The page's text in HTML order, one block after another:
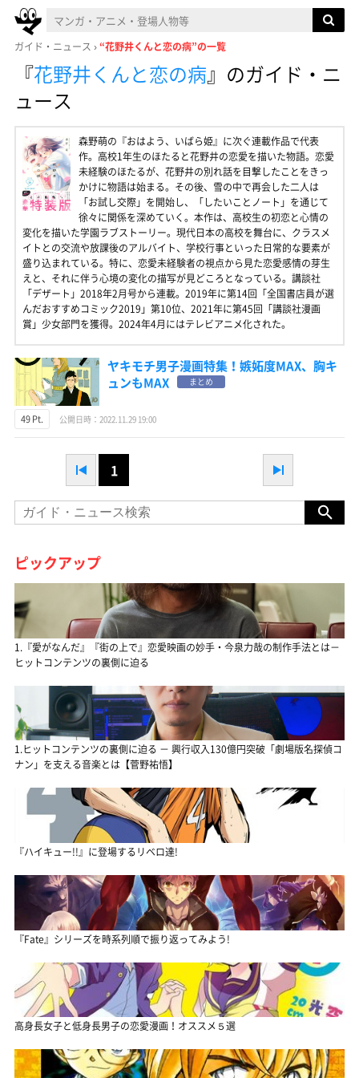
ガイド・ニュース “花野井くんと恋の病”の一覧
『花野井くんと恋の病』 のガイド・ニ
ュース
森野萌の『おはよう、いばら姫』に次ぐ連載作品で代表
作。高校1年生のほたると花野井の恋愛を描いた物語。恋愛
未経験のほたるが、花野井の別れ話を目撃したことをきっ
かけに物語は始まる。その後、雪の中で再会した二人は
「お試し交際」を開始し、「したいことノート」を通じて
徐々に関係を深めていく。本作は、高校生の初恋と心情の
変化を描いた学園ラブストーリー。現代日本の高校を舞台に、クラスメ
イトとの交流や放課後のアルバイト、学校行事といった日常的な要素が
盛り込まれている。特に、恋愛未経験者の視点から見た恋愛感情の芽生
えと、それに伴う心境の変化の描写が見どころとなっている。講談社
「デザート」2018年2月号から連載。2019年に第14回「全国書店員が選
んだおすすめコミック2019」第10位、2021年に第45回「講談社漫画
賞」少女部門を獲得。2024年4月にはテレビアニメ化された。
ヤキモチ男子漫画特集！嫉妬度MAX、胸キ
ュンもMAX
まとめ
49 Pt. 公開日時：2022.11.29 19:00
1
ピックアップ
1.『愛がなんだ』『街の上で』恋愛映画の妙手・今泉力哉の制作手法とは－
ヒットコンテンツの裏側に迫る
1.ヒットコンテンツの裏側に迫る － 興行収入130億円突破「劇場版名探偵コ
ナン」を支える音楽とは【菅野祐悟】
『ハイキュー!!』に登場するリベロ達!
『Fate』シリーズを時系列順で振り返ってみよう!
高身長女子と低身長男子の恋愛漫画！オススメ５選